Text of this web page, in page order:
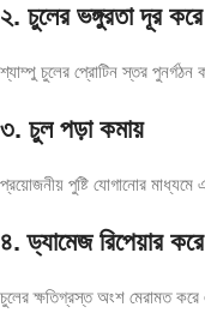
২. চুলের ভঙ্গুরতা দূর করে
শ্যাম্পু চুলের প্রোটিন স্তর পুনর্গঠন
৩. চুল পড়া কমায়
প্রয়োজনীয় পুষ্টি যোগানোর মাধ্যমে
৪. ড্যামেজ রিপেয়ার করে
চুলের ক্ষতিগ্রস্ত অংশ মেরামত